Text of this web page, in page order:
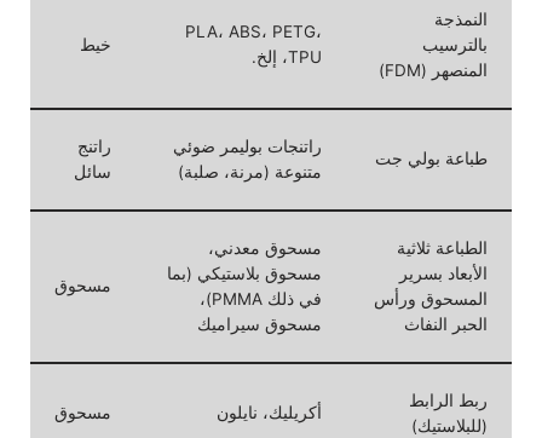
النمذجة
بالترسيب
المنصهر (FDM)
PLA، ABS، PETG،
TPU، إلخ.
خيط
طباعة بولي جت
راتنجات بوليمر ضوئي
متنوعة (مرنة، صلبة)
راتنج
سائل
الطباعة ثلاثية
الأبعاد بسرير
المسحوق ورأس
الحبر النفاث
مسحوق معدني،
مسحوق بلاستيكي (بما
في ذلك PMMA)،
مسحوق سيراميك
مسحوق
ربط الرابط
(للبلاستيك)
أكريليك، نايلون مسحوق